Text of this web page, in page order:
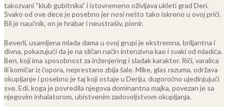
takozvani “klub gubitnika” i istovremeno oživljava ukleti grad Deri.
Svako od ove dece je posebno jer nosi nešto tako iskreno u ovoj priči.
Bil je naučnik, on je hrabar i neustrašiv, pionir.
Beverli, usamljena mlada dama u ovoj grupi je ekstremna, briljantna i
divna, pokazujući da je na sličan način intenzivna kao i svaki od mladića.
Ben, koji ima sposobnost za inženjering i sladak karakter. Riči, varalica
ili komičar iz čopora, neprestano zbija šale. Mike, glas razuma, održava
okupljanje i posebno je taj koji ostaje u Deriju, dugoročno ujedinjujući
sve. Edi, koga je povredila njegova dominantna majka, povezan je sa
njegovim inhalatorom, ubistvenim zadovoljstvom okupljanja.